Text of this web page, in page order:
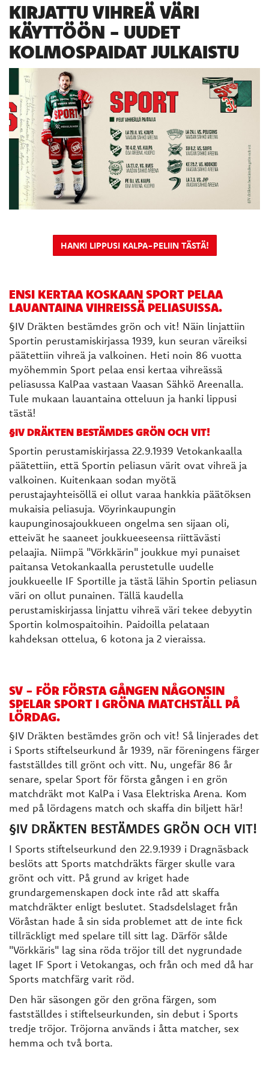
KIRJATTU VIHREÄ VÄRI
KÄYTTÖÖN - UUDET
KOLMOSPAIDAT JULKAISTU
HANKI LIPPUSI KALPA-PELIIN TÄSTÄ!
ENSI KERTAA KOSKAAN SPORT PELAA
LAUANTAINA VIHREISSÄ PELIASUISSA.
§IV Dräkten bestämdes grön och vit! Näin linjattiin
Sportin perustamiskirjassa 1939, kun seuran väreiksi
päätettiin vihreä ja valkoinen. Heti noin 86 vuotta
myöhemmin Sport pelaa ensi kertaa vihreässä
peliasussa KalPaa vastaan Vaasan Sähkö Areenalla.
Tule mukaan lauantaina otteluun ja hanki lippusi
tästä!
§IV DRÄKTEN BESTÄMDES GRÖN OCH VIT!
Sportin perustamiskirjassa 22.9.1939 Vetokankaalla
päätettiin, että Sportin peliasun värit ovat vihreä ja
valkoinen. Kuitenkaan sodan myötä
perustajayhteisöllä ei ollut varaa hankkia päätöksen
mukaisia peliasuja. Vöyrinkaupungin
kaupunginosajoukkueen ongelma sen sijaan oli,
etteivät he saaneet joukkueeseensa riittävästi
pelaajia. Niimpä "Vörkkärin" joukkue myi punaiset
paitansa Vetokankaalla perustetulle uudelle
joukkueelle IF Sportille ja tästä lähin Sportin peliasun
väri on ollut punainen. Tällä kaudella
perustamiskirjassa linjattu vihreä väri tekee debyytin
Sportin kolmospaitoihin. Paidoilla pelataan
kahdeksan ottelua, 6 kotona ja 2 vieraissa.
SV - FÖR FÖRSTA GÅNGEN NÅGONSIN
SPELAR SPORT I GRÖNA MATCHSTÄLL PÅ
LÖRDAG.
§IV Dräkten bestämdes grön och vit! Så linjerades det
i Sports stiftelseurkund år 1939, när föreningens färger
fastställdes till grönt och vitt. Nu, ungefär 86 år
senare, spelar Sport för första gången i en grön
matchdräkt mot KalPa i Vasa Elektriska Arena. Kom
med på lördagens match och skaffa din biljett här!
§IV DRÄKTEN BESTÄMDES GRÖN OCH VIT!
I Sports stiftelseurkund den 22.9.1939 i Dragnäsback
beslöts att Sports matchdräkts färger skulle vara
grönt och vitt. På grund av kriget hade
grundargemenskapen dock inte råd att skaffa
matchdräkter enligt beslutet. Stadsdelslaget från
Vöråstan hade å sin sida problemet att de inte fick
tillräckligt med spelare till sitt lag. Därför sålde
"Vörkkäris" lag sina röda tröjor till det nygrundade
laget IF Sport i Vetokangas, och från och med då har
Sports matchfärg varit röd.
Den här säsongen gör den gröna färgen, som
fastställdes i stiftelseurkunden, sin debut i Sports
tredje tröjor. Tröjorna används i åtta matcher, sex
hemma och två borta.